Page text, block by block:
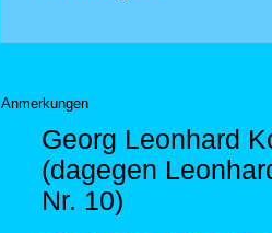
Anmerkungen
Georg Leonhard
(dagegen
Nr. 10)